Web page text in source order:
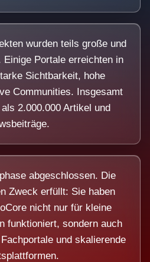
wurden teils große und
Einige Portale erreichten in
Sichtbarkeit, hohe
Communities. Insgesamt
2.000.000 Artikel und
abgeschlossen. Die
Zweck erfüllt: Sie haben
nicht nur für kleine
funktioniert, sondern auch
und skalierende